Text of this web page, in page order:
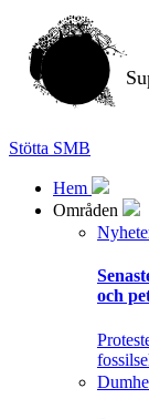
Stötta SMB
Hem
Områden
och